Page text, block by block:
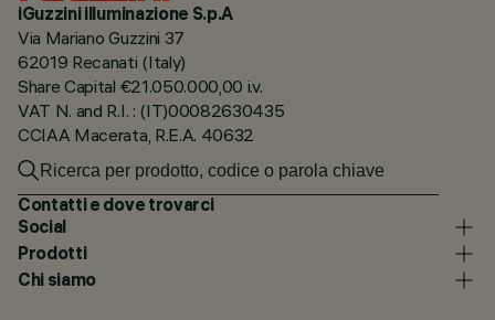
iGuzzini illuminazione S.p.A
Via Mariano Guzzini 37
62019 Recanati (Italy)
Share Capital €21.050.000,00 i.v.
VAT N. and R.I. : (IT)00082630435
CCIAA Macerata, R.E.A. 40632
Contatti e dove trovarci
Social
Prodotti
Chi siamo